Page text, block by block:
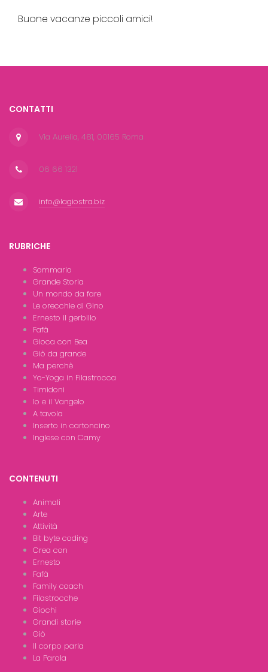
Buone vacanze piccoli amici!
CONTATTI
Via Aurelia, 481, 00165 Roma
06 66 1321
info@lagiostra.biz
RUBRICHE
Sommario
Grande Storia
Un mondo da fare
Le orecchie di Gino
Ernesto il gerbillo
Fafà
Gioca con Bea
Giò da grande
Ma perchè
Yo-Yoga in Filastrocca
Timidoni
Io e il Vangelo
A tavola
Inserto in cartoncino
Inglese con Camy
CONTENUTI
Animali
Arte
Attività
Bit byte coding
Crea con
Ernesto
Fafà
Family coach
Filastrocche
Giochi
Grandi storie
Giò
Il corpo parla
La Parola